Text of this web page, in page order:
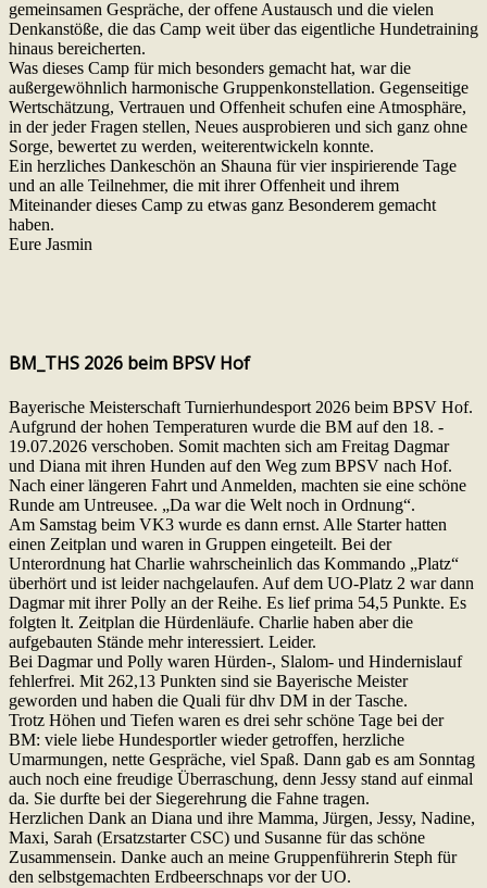
gemeinsamen Gespräche, der offene Austausch und die vielen
Denkanstöße, die das Camp weit über das eigentliche Hundetraining
hinaus bereicherten.
Was dieses Camp für mich besonders gemacht hat, war die
außergewöhnlich harmonische Gruppenkonstellation. Gegenseitige
Wertschätzung, Vertrauen und Offenheit schufen eine Atmosphäre,
in der jeder Fragen stellen, Neues ausprobieren und sich ganz ohne
Sorge, bewertet zu werden, weiterentwickeln konnte.
Ein herzliches Dankeschön an Shauna für vier inspirierende Tage
und an alle Teilnehmer, die mit ihrer Offenheit und ihrem
Miteinander dieses Camp zu etwas ganz Besonderem gemacht
haben.
Eure Jasmin
BM_THS 2026 beim BPSV Hof
Bayerische Meisterschaft Turnierhundesport 2026 beim BPSV Hof.
Aufgrund der hohen Temperaturen wurde die BM auf den 18. -
19.07.2026 verschoben. Somit machten sich am Freitag Dagmar
und Diana mit ihren Hunden auf den Weg zum BPSV nach Hof.
Nach einer längeren Fahrt und Anmelden, machten sie eine schöne
Runde am Untreusee. „Da war die Welt noch in Ordnung“.
Am Samstag beim VK3 wurde es dann ernst. Alle Starter hatten
einen Zeitplan und waren in Gruppen eingeteilt. Bei der
Unterordnung hat Charlie wahrscheinlich das Kommando „Platz“
überhört und ist leider nachgelaufen. Auf dem UO-Platz 2 war dann
Dagmar mit ihrer Polly an der Reihe. Es lief prima 54,5 Punkte. Es
folgten lt. Zeitplan die Hürdenläufe. Charlie haben aber die
aufgebauten Stände mehr interessiert. Leider.
Bei Dagmar und Polly waren Hürden-, Slalom- und Hindernislauf
fehlerfrei. Mit 262,13 Punkten sind sie Bayerische Meister
geworden und haben die Quali für dhv DM in der Tasche.
Trotz Höhen und Tiefen waren es drei sehr schöne Tage bei der
BM: viele liebe Hundesportler wieder getroffen, herzliche
Umarmungen, nette Gespräche, viel Spaß. Dann gab es am Sonntag
auch noch eine freudige Überraschung, denn Jessy stand auf einmal
da. Sie durfte bei der Siegerehrung die Fahne tragen.
Herzlichen Dank an Diana und ihre Mamma, Jürgen, Jessy, Nadine,
Maxi, Sarah (Ersatzstarter CSC) und Susanne für das schöne
Zusammensein. Danke auch an meine Gruppenführerin Steph für
den selbstgemachten Erdbeerschnaps vor der UO.